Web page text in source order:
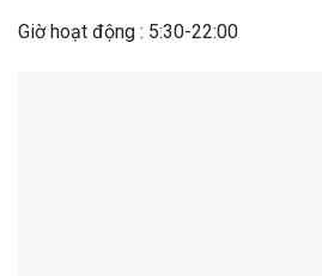
Giờ hoạt động : 5:30-22:00